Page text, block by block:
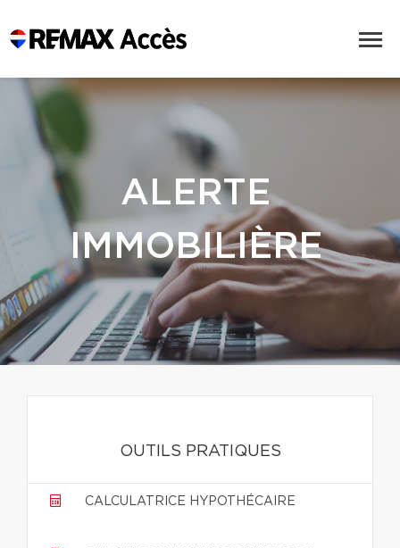
ALERTE
IMMOBILIÈRE
OUTILS PRATIQUES
CALCULATRICE HYPOTHÉCAIRE